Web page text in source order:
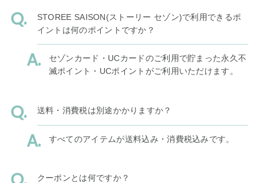
STOREE SAISON(ストーリー セゾン)で利用できるポ
イントは何のポイントですか？
セゾンカード・UCカードのご利用で貯まった永久不
滅ポイント・UCポイントがご利用いただけます。
送料・消費税は別途かかりますか？
すべてのアイテムが送料込み・消費税込みです。
クーポンとは何ですか？